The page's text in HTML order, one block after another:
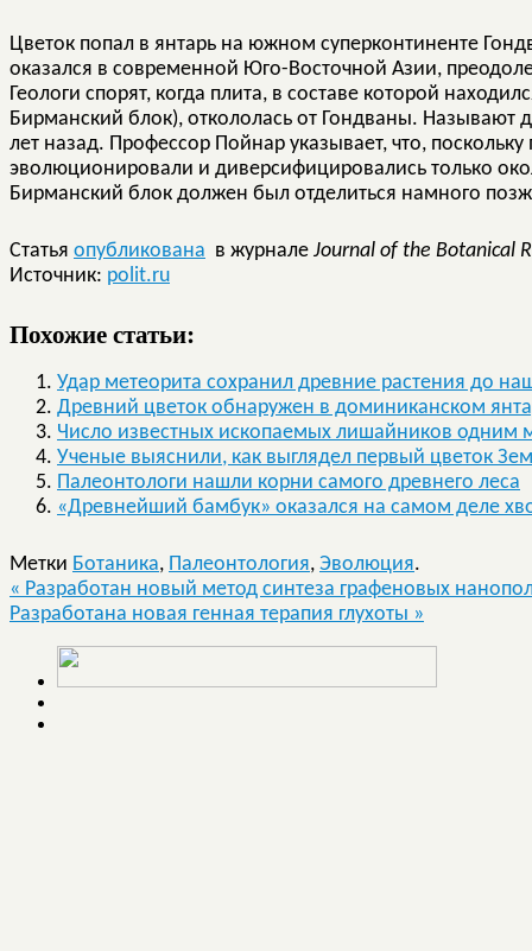
Цветок попал в янтарь на южном суперконтиненте
оказался в современной Юго-Восточной Азии,
Геологи спорят, когда плита, в составе которой
Бирманский блок), откололась от Гондваны.
лет назад. Профессор Пойнар указывает, что,
эволюционировали и диверсифицировались только
Бирманский блок должен был отделиться намного
Статья опубликована в журнале Journal of the Botanical
Источник: polit.ru
Похожие статьи:
Удар метеорита сохранил древние растения до
Древний цветок обнаружен в доминиканском
Число известных ископаемых лишайников одним
Ученые выяснили, как выглядел первый цветок
Палеонтологи нашли корни самого древнего леса
«Древнейший бамбук» оказался на самом деле
Метки Ботаника, Палеонтология, Эволюция.
« Разработан новый метод синтеза графеновых
Разработана новая генная терапия глухоты »